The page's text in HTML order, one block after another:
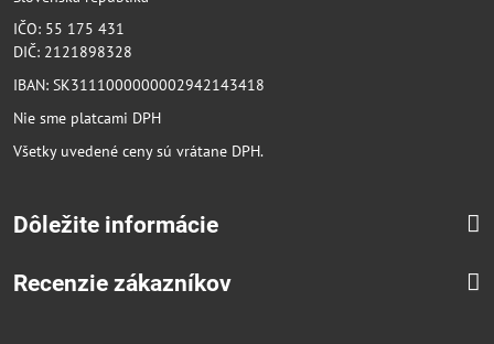
IČO: 55 175 431
DIČ: 2121898328
IBAN: SK3111000000002942143418
Nie sme platcami DPH
Všetky uvedené ceny sú vrátane DPH.
Dôležite informácie
Recenzie zákazníkov